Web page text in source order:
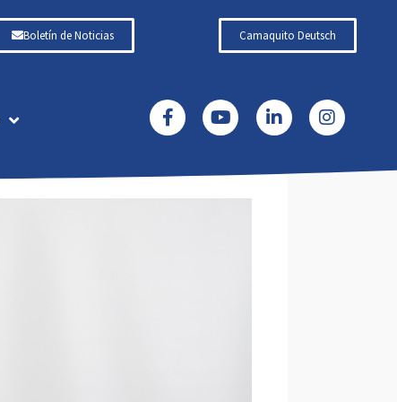
Boletín de Noticias Camaquito Deutsch